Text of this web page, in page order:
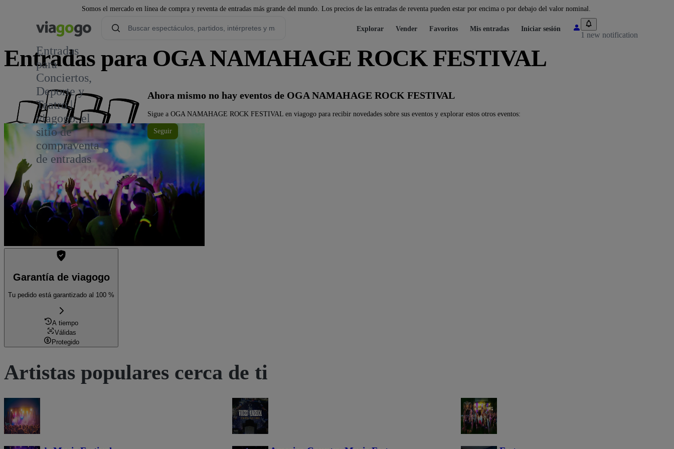
Somos el mercado en línea de compra y reventa de entradas más grande del mundo. Los precios de las entradas de reventa pueden estar por encima o por debajo del valor nominal.
Entradas
para
Conciertos,
Deporte y
Teatro |
viagogo, el
sitio de
compraventa
de entradas
Explorar Vender Favoritos Mis entradas Iniciar sesión
1 new notification
Entradas para OGA NAMAHAGE ROCK FESTIVAL
Ahora mismo no hay eventos de OGA NAMAHAGE ROCK FESTIVAL
Sigue a OGA NAMAHAGE ROCK FESTIVAL en viagogo para recibir novedades sobre sus eventos y explorar estos otros eventos:
Seguir
Garantía de viagogo
Tu pedido está garantizado al 100 %
A tiempo
Válidas
Protegido
Artistas populares cerca de ti